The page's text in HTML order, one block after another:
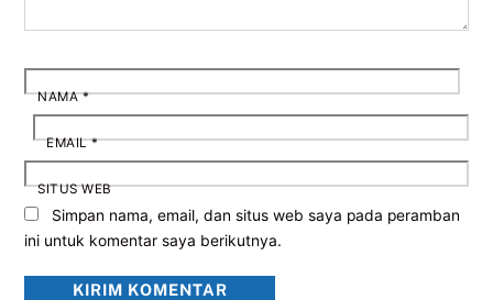
NAMA*
EMAIL*
SITUS WEB
Simpan nama, email, dan situs web saya pada peramban
ini untuk komentar saya berikutnya.